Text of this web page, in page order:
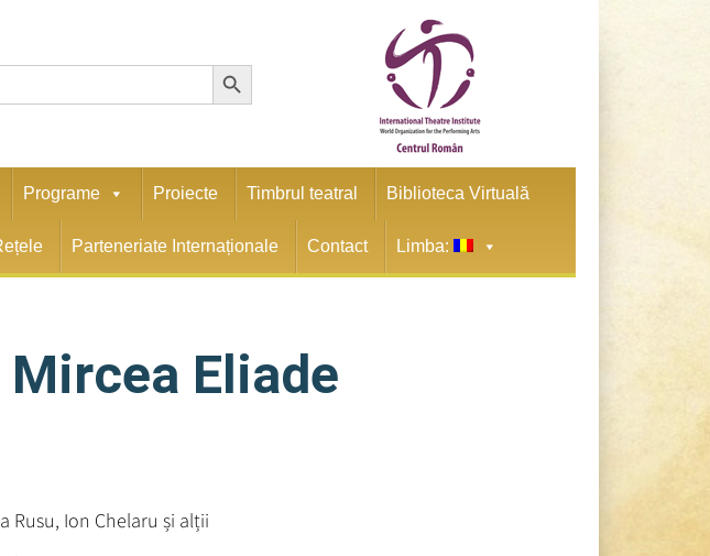
Search Button
Programe Proiecte Timbrul teatral Biblioteca Virtuală
Parteneriate Internaționale Contact Limba:
Eliade
Rusu, Ion Chelaru și alții